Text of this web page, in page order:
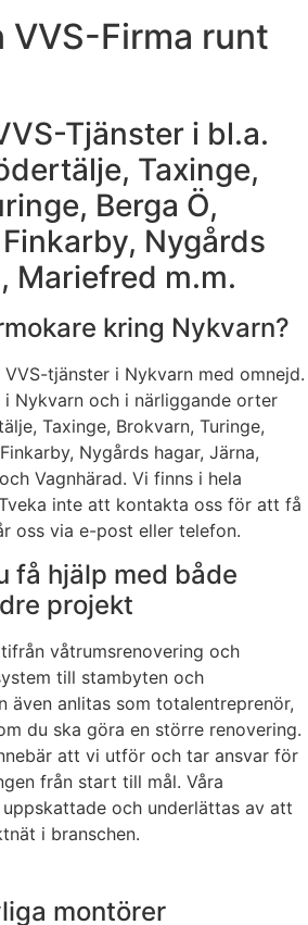
VVS-Firma runt
Tjänster i bl.a.
Taxinge,
Berga Ö,
Nygårds
Mariefred m.m.
kring Nykvarn?
tjänster i Nykvarn med omnejd.
Nykvarn och i närliggande orter
Taxinge, Brokvarn, Turinge,
Nygårds hagar, Järna,
Vagnhärad. Vi finns i hela
inte att kontakta oss för att få
oss via e-post eller telefon.
få hjälp med både
projekt
våtrumsrenovering och
till stambyten och
även anlitas som totalentreprenör,
du ska göra en större renovering.
att vi utför och tar ansvar för
från start till mål. Våra
och underlättas av att
i branschen.
montörer